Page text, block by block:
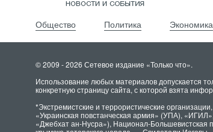
Общество Политика Экономика
© 2009 - 2026 Сетевое издание «Только что».
Использование любых материалов допускается
конкретную страницу сайта, с которой взята
*Экстремистские и террористические
«Украинская повстанческая армия» (УПА),
«Джебхат ан-Нусра»), Национал-